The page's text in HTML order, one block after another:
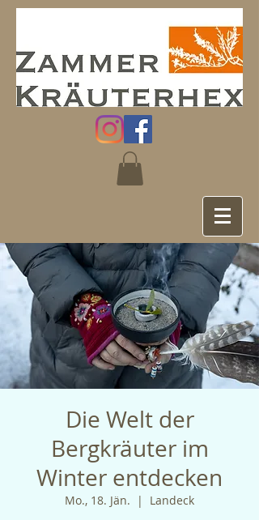
Die Welt der
Bergkräuter im
Winter entdecken
Mo., 18. Jän.
  |
Landeck